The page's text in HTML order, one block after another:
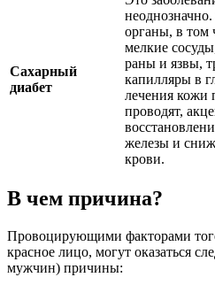
Сахарный
диабет
органы, в том
мелкие
раны и язвы,
капилляры в
лечения кожи
проводят,
железы и
крови.
В чем причина?
Провоцирующими факторами
красное лицо, могут оказаться
мужчин) причины: